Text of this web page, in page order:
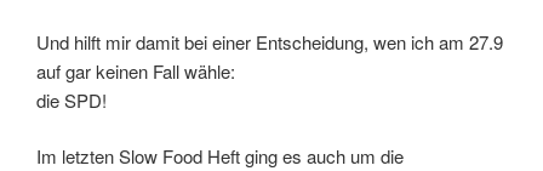
Und hilft mir damit bei einer Entscheidung, wen ich am 27.9
auf gar keinen Fall wähle:
die SPD!
Im letzten Slow Food Heft ging es auch um die